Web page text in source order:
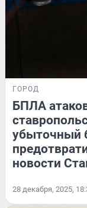
ГОРОД
БПЛА
убыточный
новости
28 декабря, 2025,